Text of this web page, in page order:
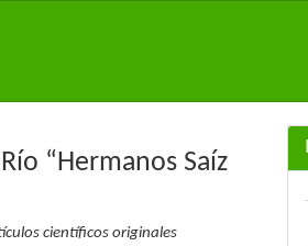
“Hermanos Saíz
científicos originales